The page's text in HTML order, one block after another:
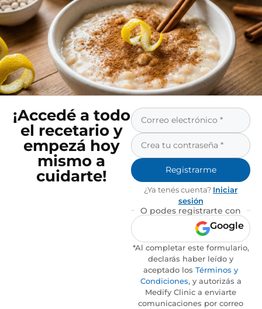
¡Accedé a todo
el recetario y
empezá hoy
mismo a
cuidarte!
Registrarme
¿Ya tenés cuenta? Iniciar
sesión
O podes registrarte con
Google
*Al completar este formulario,
declarás haber leído y
aceptado los Términos y
Condiciones, y autorizás a
Medify Clinic a enviarte
comunicaciones por correo